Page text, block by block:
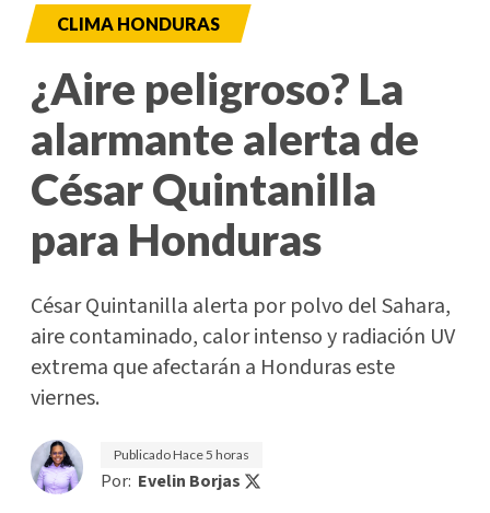
CLIMA HONDURAS
¿Aire peligroso? La
alarmante alerta de
César Quintanilla
para Honduras
César Quintanilla alerta por polvo del Sahara,
aire contaminado, calor intenso y radiación UV
extrema que afectarán a Honduras este
viernes.
PublicadoHace 5 horas
Por: Evelin Borjas